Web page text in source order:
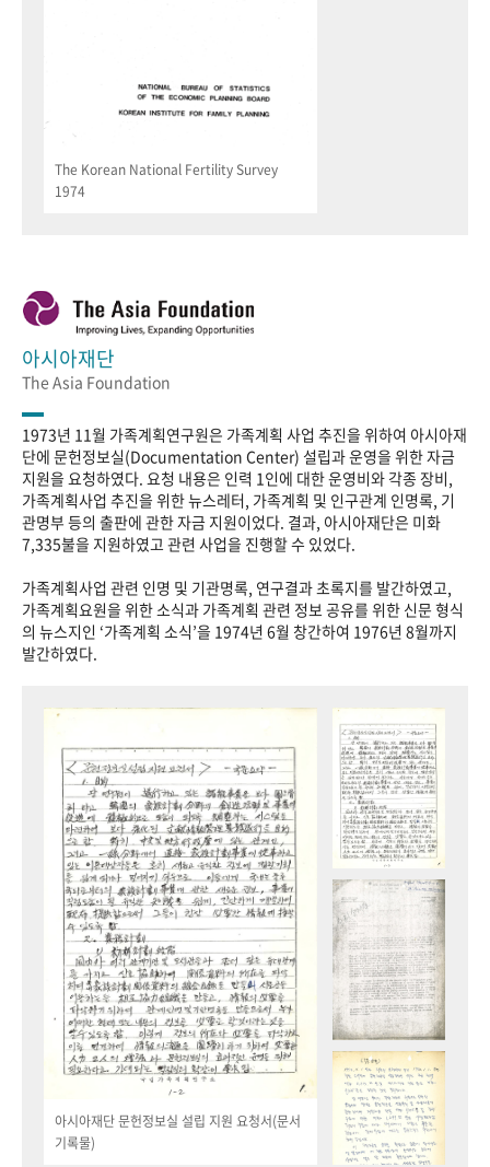
The Korean National Fertility Survey
1974
아시아재단
The Asia Foundation
1973년 11월 가족계획연구원은 가족계획 사업 추진을 위하여 아시아재
단에 문헌정보실(Documentation Center) 설립과 운영을 위한 자금
지원을 요청하였다. 요청 내용은 인력 1인에 대한 운영비와 각종 장비,
가족계획사업 추진을 위한 뉴스레터, 가족계획 및 인구관계 인명록, 기
관명부 등의 출판에 관한 자금 지원이었다. 결과, 아시아재단은 미화
7,335불을 지원하였고 관련 사업을 진행할 수 있었다.
가족계획사업 관련 인명 및 기관명록, 연구결과 초록지를 발간하였고,
가족계획요원을 위한 소식과 가족계획 관련 정보 공유를 위한 신문 형식
의 뉴스지인 ‘가족계획 소식’을 1974년 6월 창간하여 1976년 8월까지
발간하였다.
아시아재단 문헌정보실 설립 지원 요청서(문서
기록물)